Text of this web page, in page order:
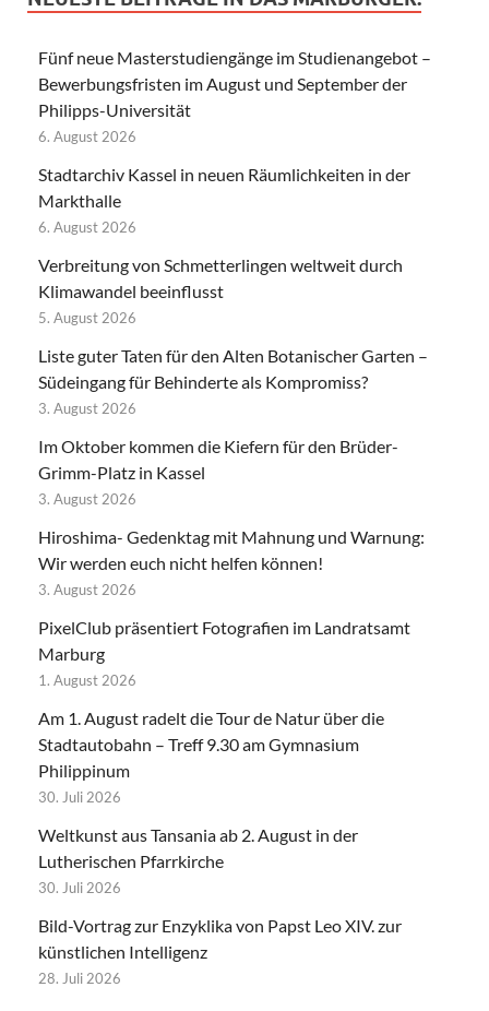
Fünf neue Masterstudiengänge im Studienangebot –
Bewerbungsfristen im August und September der
Philipps-Universität
6. August 2026
Stadtarchiv Kassel in neuen Räumlichkeiten in der
Markthalle
6. August 2026
Verbreitung von Schmetterlingen weltweit durch
Klimawandel beeinflusst
5. August 2026
Liste guter Taten für den Alten Botanischer Garten –
Südeingang für Behinderte als Kompromiss?
3. August 2026
Im Oktober kommen die Kiefern für den Brüder-
Grimm-Platz in Kassel
3. August 2026
Hiroshima- Gedenktag mit Mahnung und Warnung:
Wir werden euch nicht helfen können!
3. August 2026
PixelClub präsentiert Fotografien im Landratsamt
Marburg
1. August 2026
Am 1. August radelt die Tour de Natur über die
Stadtautobahn – Treff 9.30 am Gymnasium
Philippinum
30. Juli 2026
Weltkunst aus Tansania ab 2. August in der
Lutherischen Pfarrkirche
30. Juli 2026
Bild-Vortrag zur Enzyklika von Papst Leo XIV. zur
künstlichen Intelligenz
28. Juli 2026